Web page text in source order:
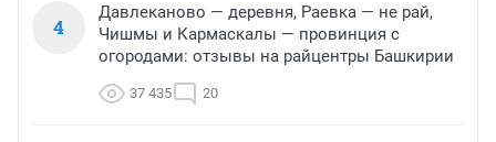
4
Давлеканово — деревня, Раевка — не рай,
Чишмы и Кармаскалы — провинция с
огородами: отзывы на райцентры Башкирии
37 435 20